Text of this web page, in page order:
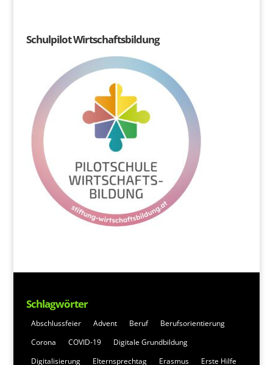
Schulpilot Wirtschaftsbildung
Schlagwörter
Abschlussfeier Advent Beruf
Berufsorientierung
Corona
COVID-19
Digitale Grundbildung
Digitalisierung
Elternsprechtag Erasmus Erste Hilfe